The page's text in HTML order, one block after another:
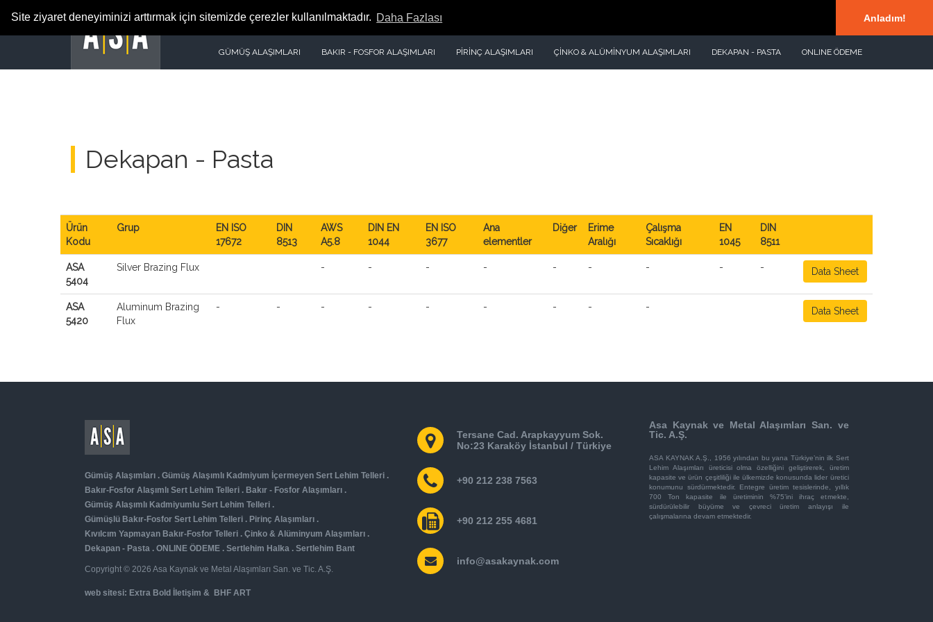
Site ziyaret deneyiminizi arttırmak için sitemizde çerezler kullanılmaktadır. Daha Fazlası Anladım!
GÜMÜŞ ALAŞIMLARI BAKIR - FOSFOR ALAŞIMLARI PİRİNÇ ALAŞIMLARI ÇİNKO & ALÜMİNYUM ALAŞIMLARI DEKAPAN - PASTA ONLINE ÖDEME
Dekapan - Pasta
Ürün
Kodu
Grup
EN ISO
17672
DIN
8513
AWS
A5.8
DIN EN
1044
EN ISO
3677
Ana
elementler
Diğer
Erime
Aralığı
Çalışma
Sıcaklığı
EN
1045
DIN
8511
ASA
5404
Silver Brazing Flux - - - - - - - - - Data Sheet
ASA
5420
Aluminum Brazing
Flux
- - - - - - - - - Data Sheet
Gümüş Alaşımları . Gümüş Alaşımlı Kadmiyum İçermeyen Sert Lehim Telleri .
Bakır-Fosfor Alaşımlı Sert Lehim Telleri . Bakır - Fosfor Alaşımları .
Gümüş Alaşımlı Kadmiyumlu Sert Lehim Telleri .
Gümüşlü Bakır-Fosfor Sert Lehim Telleri . Pirinç Alaşımları .
Kıvılcım Yapmayan Bakır-Fosfor Telleri . Çinko & Alüminyum Alaşımları .
Dekapan - Pasta . ONLINE ÖDEME . Sertlehim Halka . Sertlehim Bant
Copyright © 2026 Asa Kaynak ve Metal Alaşımları San. ve Tic. A.Ş.
web sitesi: Extra Bold İletişim & BHF ART
Tersane Cad. Arapkayyum Sok.
No:23 Karaköy İstanbul / Türkiye
+90 212 238 7563
+90 212 255 4681
info@asakaynak.com
Asa Kaynak ve Metal Alaşımları San. ve
Tic. A.Ş.
ASA KAYNAK A.Ş., 1956 yılından bu yana Türkiye’nin ilk Sert
Lehim Alaşımları üreticisi olma özelliğini geliştirerek, üretim
kapasite ve ürün çeşitliliği ile ülkemizde konusunda lider üretici
konumunu sürdürmektedir. Entegre üretim tesislerinde, yıllık
700 Ton kapasite ile üretiminin %75’ini ihraç etmekte,
sürdürülebilir büyüme ve çevreci üretim anlayışı ile
çalışmalarına devam etmektedir.